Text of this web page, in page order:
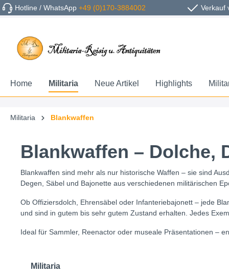
Hotline / WhatsApp+49 (0)170-3884002 Verkauf
Home Militaria Neue Artikel Highlights
Militaria Blankwaffen
Blankwaffen – Dolche,
Blankwaffen sind mehr als nur historische Waffen – sie sind
Degen, Säbel und Bajonette aus verschiedenen militärischen
Ob Offiziersdolch, Ehrensäbel oder Infanteriebajonett – jede
und sind in gutem bis sehr gutem Zustand erhalten. Jedes
Ideal für Sammler, Reenactor oder museale Präsentationen –
Militaria